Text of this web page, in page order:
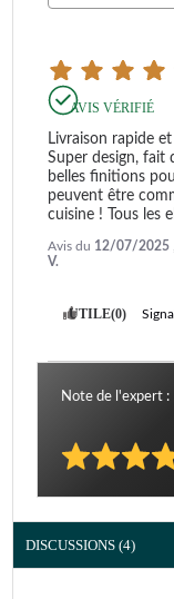
AVIS VÉRIFIÉ
Livraison rapide
Super design, fait
belles finitions
peuvent être
cuisine ! Tous les
Avis du 12/07/2025
V.
UTILE(0)
Note de l'expert :
DISCUSSIONS (4)